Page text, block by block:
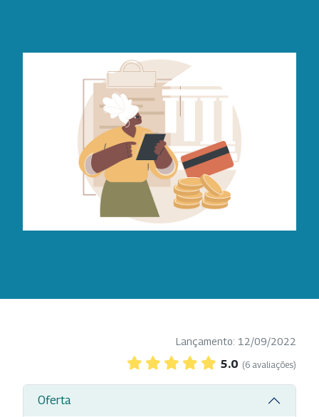
Lançamento: 12/09/2022
5.0 (6 avaliações)
Oferta